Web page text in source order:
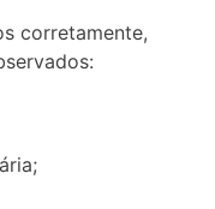
corretamente,